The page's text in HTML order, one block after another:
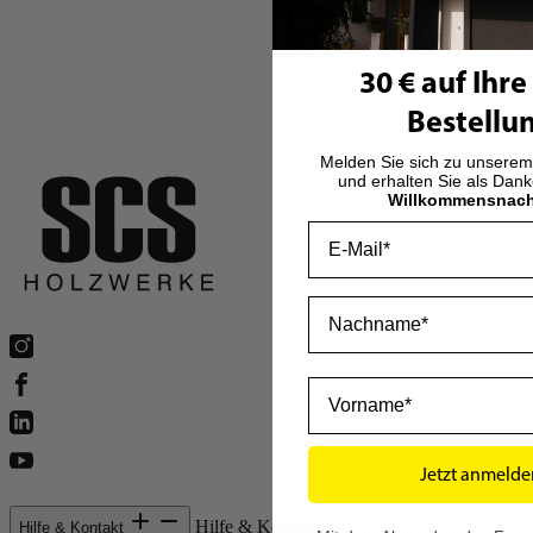
sind sie eine interessante Wahl, gerade wenn Sie ein begrenztes
Budget haben und zudem auf Nachhaltigkeit setzen.
Hilfe & Kontakt Hilfe & Kontakt
30 € auf
Melden Sie sich zu
und erhalten Sie als
Jetzt